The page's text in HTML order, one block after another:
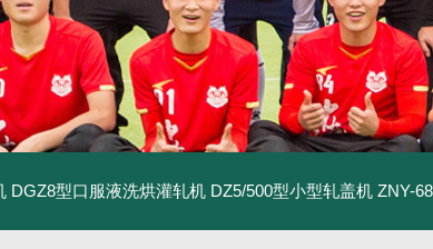
DGZ8型口服液洗烘灌轧机 DZ5/500型小型轧盖机 ZNY-